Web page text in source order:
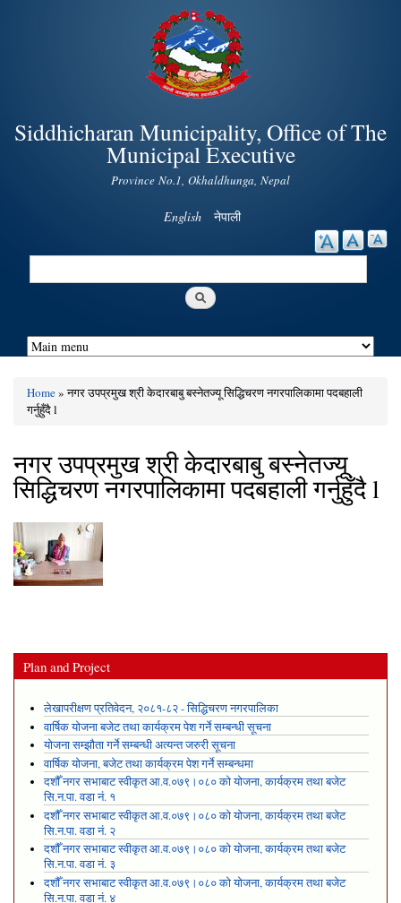
Skip to
main
content
Siddhicharan Municipality, Office of The
Municipal Executive
Province No.1, Okhaldhunga, Nepal
English नेपाली
Search
You are here
Home» नगर उपप्रमुख श्री केदारबाबु बस्नेतज्यू सिद्धिचरण नगरपालिकामा पदबहाली
गर्नुहुँदै l
नगर उपप्रमुख श्री केदारबाबु बस्नेतज्यू
सिद्धिचरण नगरपालिकामा पदबहाली गर्नुहुँदै l
Plan and Project
लेखापरीक्षण प्रतिवेदन, २०८१-८२ - सिद्धिचरण नगरपालिका
वार्षिक योजना बजेट तथा कार्यक्रम पेश गर्ने सम्बन्धी सूचना
योजना सम्झौता गर्ने सम्बन्धी अत्यन्त जरुरी सूचना
वार्षिक योजना, बजेट तथा कार्यक्रम पेश गर्ने सम्बन्धमा
दशौँ नगर सभाबाट स्वीकृत आ.व.०७९।०८० को योजना, कार्यक्रम तथा बजेट
सि.न.पा. वडा नं. १
दशौँ नगर सभाबाट स्वीकृत आ.व.०७९।०८० को योजना, कार्यक्रम तथा बजेट
सि.न.पा. वडा नं. २
दशौँ नगर सभाबाट स्वीकृत आ.व.०७९।०८० को योजना, कार्यक्रम तथा बजेट
सि.न.पा. वडा नं. ३
दशौँ नगर सभाबाट स्वीकृत आ.व.०७९।०८० को योजना, कार्यक्रम तथा बजेट
सि.न.पा. वडा नं. ४